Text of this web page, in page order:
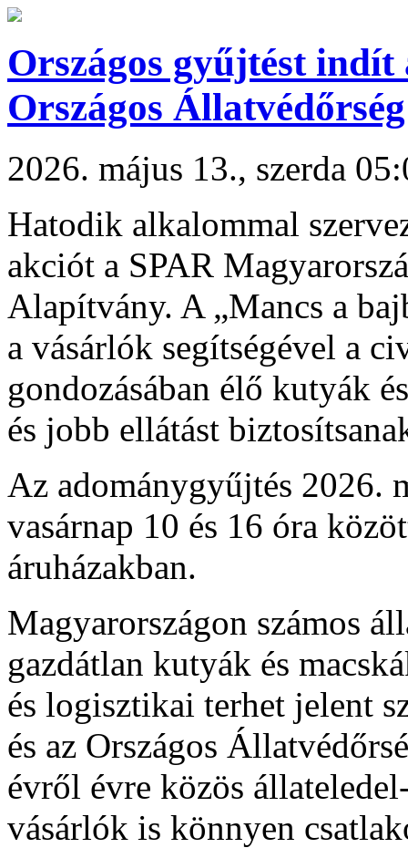
Országos gyűjtést indít
Országos
2026. május 13., szerda
Hatodik alkalommal
akciót a SPAR
Alapítvány. A „Mancs a
a vásárlók segítségével a
gondozásában élő kutyák
és jobb ellátást
Az adománygyűjtés 2026.
vasárnap 10 és 16 óra
áruházakban.
Magyarországon számos
gazdátlan kutyák és
és logisztikai terhet jelent
és az Országos
évről évre közös
vásárlók is könnyen